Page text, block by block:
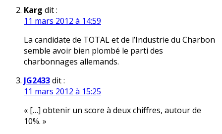
Karg dit :
11 mars 2012 à 14:59
La candidate de TOTAL et de l’Industrie du Charbon
semble avoir bien plombé le parti des
charbonnages allemands.
JG2433dit :
11 mars 2012 à 15:25
« […] obtenir un score à deux chiffres, autour de
10%. »